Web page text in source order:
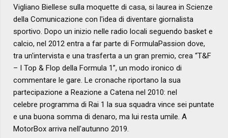
Vigliano Biellese sulla moquette di casa, si laurea in Scienze
della Comunicazione con l'idea di diventare giornalista
sportivo. Dopo un inizio nelle radio locali seguendo basket e
calcio, nel 2012 entra a far parte di FormulaPassion dove,
tra un'intervista e una trasferta a un gran premio, crea “T&F
– I Top & Flop della Formula 1”, un modo ironico di
commentare le gare. Le cronache riportano la sua
partecipazione a Reazione a Catena nel 2010: nel
celebre programma di Rai 1 la sua squadra vince sei puntate
e una buona somma di denaro, ma lui resta umile. A
MotorBox arriva nell'autunno 2019.